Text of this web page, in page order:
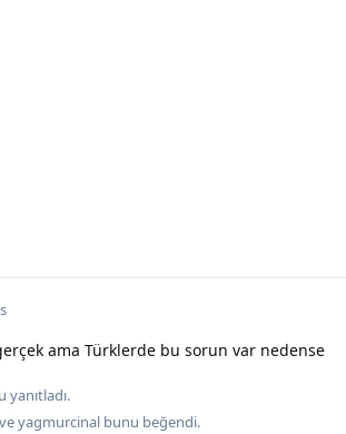
ama Türklerde bu sorun var nedense
yanıtladı.
veyagmurcinal bunu beğendi.